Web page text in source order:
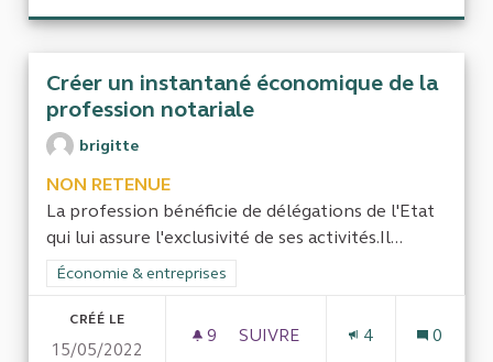
Créer un instantané économique de la
profession notariale
brigitte
NON RETENUE
La profession bénéficie de délégations de l'Etat
qui lui assure l'exclusivité de ses activités.Il...
Filtrer les résultats de la catégorie : Économie & entreprises
Économie & entreprises
CRÉÉ LE
15/05/2022
9 9 ABONNÉS
SUIVRE
4 0